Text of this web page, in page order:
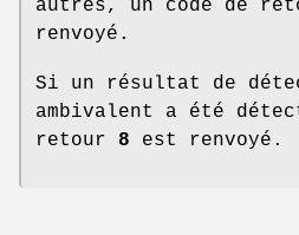
autres, un code de
renvoyé.
Si un résultat de
ambivalent a été
retour 8 est renvoyé.